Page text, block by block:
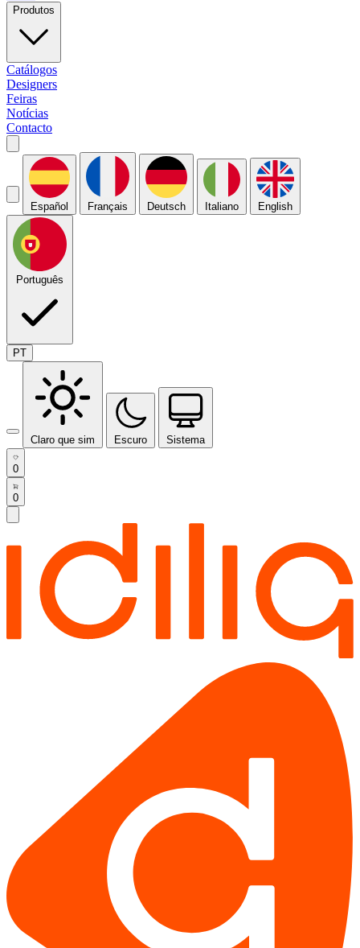
Produtos
Catálogos
Designers
Feiras
Notícias
Contacto
Español Français Deutsch Italiano English
Português
PT
Claro que sim Escuro Sistema
0
0